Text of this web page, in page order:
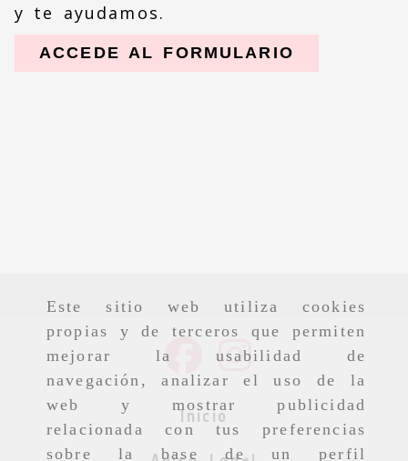
Este sitio web utiliza cookies
propias y de terceros que permiten
mejorar la usabilidad de
navegación, analizar el uso de la
web y mostrar publicidad
relacionada con tus preferencias
sobre la base de un perfil
y te ayudamos.
ACCEDE AL FORMULARIO
Inicio